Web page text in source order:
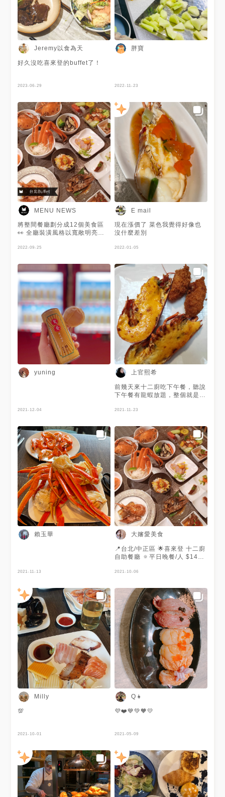
06:00PM-09:00PM 大家在IG
上也一起來追蹤「Jeremy以食
為天」吧！
https://www.instagram.com/jeremy_foodie/
#Sheraton
#SheratonGrandTaipeiHotel
#台北喜來登大飯店
#Kitchen12 #十二廚自助餐廳
#牛排 #肋眼牛排 #美國Prime
排 #仲夏海鮮季 #北海道松葉蟹
#哈根達斯 #HaagenDazs #哈
根達斯冰淇淋 #舒芙蕾鬆餅
#Jeremy在台北市 #台北美食 #
台北吃到飽 #台北市 #中正區 #
忠孝東路一段 #捷運善導寺站
Jeremy以食為天
好久沒吃喜來登的buffet了！
2023-06-29
胖寶
2022-11-23
MENU NEWS
將整間餐廳劃分成12個美食區
👀 全廳裝潢風格以寬敞明亮為
的中庭玻璃天幕設計😯 完美詮
輝映的浪漫情懷 謝謝 @大嬸愛
美食 提供美照🧡
2022-09-25
E mail
現在漲價了 菜色我覺得好像也
沒什麼差別
2022-01-05
yuning
2021-12-04
上官熙希
前幾天來十二廚吃下午餐，聽說
下午餐有龍蝦放題，整個就是期
排隊，拿了第一盤龍蝦入座享
硬，兒子吃了半隻就不吃了，我
跟老公一直不斷的給龍蝦一次又
一次的機會，但是都還是很不
OK，整餐吃下來的感想就是：
我到底吃了什麼？ 而且不是只
有我們覺得龍蝦不OK，一定很
多人都這麼覺得（因為15：00
入席,15：30龍蝦區就都沒有人
去排隊了），如果真的非要選好
吃的東西，我可能會選甜點吧！
有幾樣真的還不錯！
2021-11-23
賴玉華
2021-11-13
大嬸愛美食
📍台北/中正區 🌟喜來登 十二廚
自助餐廳 🔅平日晚餐/人 $1490
一份 🔹加拿大雪蟹腳🔹佛跳牆
干貝一品雞湯/烤鴨 家人愛吃
buffet 多元美味選擇 提前預約
還要後補等通知😳 等了14天終
於吃到的晚餐 挑高十七樓中庭
寬敞舒適用餐環境 所有餐點以
單人份料理 自行拿取 愛吃雪蟹
腳 海膽丼飯 佛跳牆 有現點現做
舒芙蕾 草莓泡芙 乾煎羊排還沒
吃 已經吃撐了 😜
2021-10-06
Milly
💯
2021-10-01
Q👧
💜❤️💙💚🧡💛
2021-05-09